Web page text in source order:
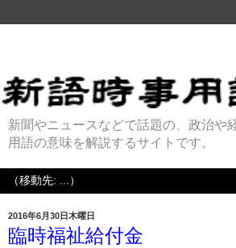
新聞やニュースなどで話題の、政治や
用語の意味を解説するサイトです。
2016年6月30日木曜日
臨時福祉給付金